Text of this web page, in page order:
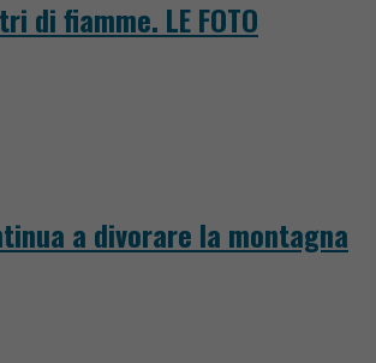
di fiamme. LE FOTO
a divorare la montagna